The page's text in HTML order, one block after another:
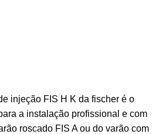
injeção FIS H K da fischer é o
a instalação profissional e com
roscado FIS A ou do varão com